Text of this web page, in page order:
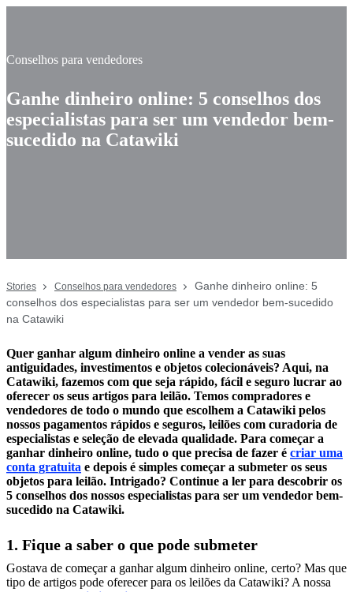
Conselhos para vendedores
Ganhe dinheiro online: 5 conselhos dos
especialistas para ser um vendedor bem-
sucedido na Catawiki
Stories Conselhos para vendedores
Ganhe dinheiro online: 5
conselhos dos especialistas para ser um vendedor bem-sucedido
na Catawiki
Quer ganhar algum dinheiro online a vender as suas
antiguidades, investimentos e objetos colecionáveis? Aqui, na
Catawiki, fazemos com que seja rápido, fácil e seguro lucrar ao
oferecer os seus artigos para leilão. Temos compradores e
vendedores de todo o mundo que escolhem a Catawiki pelos
nossos pagamentos rápidos e seguros, leilões com curadoria de
especialistas e seleção de elevada qualidade. Para começar a
ganhar dinheiro online, tudo o que precisa de fazer é criar uma
conta gratuita e depois é simples começar a submeter os seus
objetos para leilão. Intrigado? Continue a ler para descobrir os
5 conselhos dos nossos especialistas para ser um vendedor bem-
sucedido na Catawiki.
1. Fique a saber o que pode submeter
Gostava de começar a ganhar algum dinheiro online, certo? Mas que
tipo de artigos pode oferecer para os leilões da Catawiki? A nossa